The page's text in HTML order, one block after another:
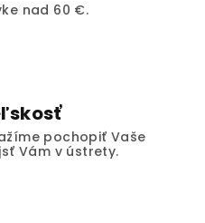
nad 60 €.
pochopiť Vaše
Vám v ústrety.